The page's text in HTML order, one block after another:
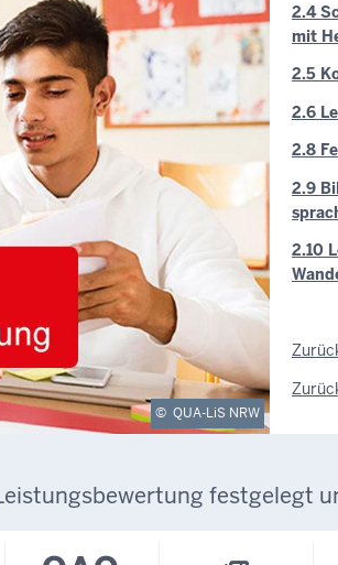
© QUA-LiS NRW
2.4
mit
2.5
2.6
2.8
2.9
2.10
festgelegt